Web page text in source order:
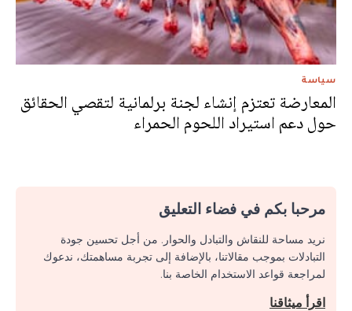
سياسة
المعارضة تعتزم إنشاء لجنة برلمانية لتقصي الحقائق
حول دعم استيراد اللحوم الحمراء
مرحبا بكم في فضاء التعليق
نريد مساحة للنقاش والتبادل والحوار. من أجل تحسين جودة
التبادلات بموجب مقالاتنا، بالإضافة إلى تجربة مساهمتك، ندعوك
لمراجعة قواعد الاستخدام الخاصة بنا.
اقرأ ميثاقنا